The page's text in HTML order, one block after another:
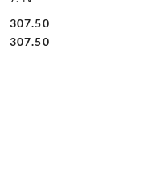
Cena:
307.50
Cena:
307.50